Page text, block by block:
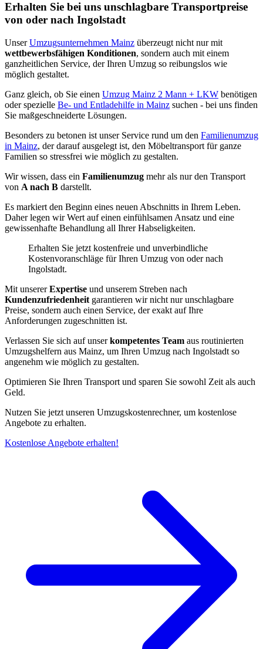
Erhalten Sie bei uns unschlagbare Transportpreise
von oder nach Ingolstadt
UnserUmzugsunternehmen Mainz überzeugt nicht nur mit
wettbewerbsfähigen Konditionen, sondern auch mit einem
ganzheitlichen Service, der Ihren Umzug so reibungslos wie
möglich gestaltet.
Ganz gleich, ob Sie einen Umzug Mainz 2 Mann + LKW benötigen
oder spezielle Be- und Entladehilfe in Mainz suchen - bei uns finden
Sie maßgeschneiderte Lösungen.
Besonders zu betonen ist unser Service rund um den Familienumzug
in Mainz, der darauf ausgelegt ist, den Möbeltransport für ganze
Familien so stressfrei wie möglich zu gestalten.
Wir wissen, dass ein Familienumzug mehr als nur den Transport
von A nach B darstellt.
Es markiert den Beginn eines neuen Abschnitts in Ihrem Leben.
Daher legen wir Wert auf einen einfühlsamen Ansatz und eine
gewissenhafte Behandlung all Ihrer Habseligkeiten.
Erhalten Sie jetzt kostenfreie und unverbindliche
Kostenvoranschläge für Ihren Umzug von oder nach
Ingolstadt.
Mit unsererExpertise und unserem Streben nach
Kundenzufriedenheit garantieren wir nicht nur unschlagbare
Preise, sondern auch einen Service, der exakt auf Ihre
Anforderungen zugeschnitten ist.
Verlassen Sie sich auf unserkompetentes Team aus routinierten
Umzugshelfern aus Mainz, um Ihren Umzug nach Ingolstadt so
angenehm wie möglich zu gestalten.
Optimieren Sie Ihren Transport und sparen Sie sowohl Zeit als auch
Geld.
Nutzen Sie jetzt unseren Umzugskostenrechner, um kostenlose
Angebote zu erhalten.
Kostenlose Angebote erhalten!